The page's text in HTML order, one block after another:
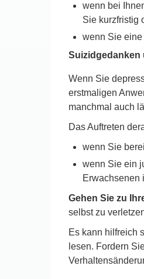
wenn bei
Sie kurzfristig
wenn Sie
Suizidgedanken
Wenn Sie
erstmaligen
manchmal auch
Das Auftreten
wenn Sie
wenn Sie ein
Erwachsenen
Gehen Sie zu
selbst zu
Es kann hilfreich
lesen. Fordern